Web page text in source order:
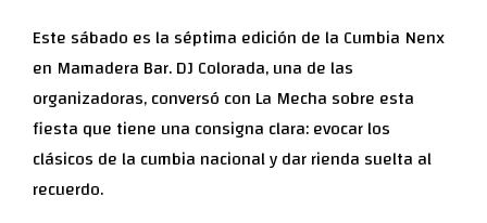
Este sábado es la séptima edición de la Cumbia Nenx
en Mamadera Bar. DJ Colorada, una de las
organizadoras, conversó con La Mecha sobre esta
fiesta que tiene una consigna clara: evocar los
clásicos de la cumbia nacional y dar rienda suelta al
recuerdo.